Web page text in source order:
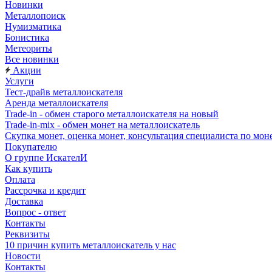
Новинки
Металлопоиск
Нумизматика
Бонистика
Метеориты
Все новинки
Акции
Услуги
Тест-драйв металлоискателя
Аренда металлоискателя
Trade-in - обмен старого металлоискателя на новый
Trade-in-mix - обмен монет на металлоискатель
Скупка монет, оценка монет, консультация специалиста по
Покупателю
О группе ИскателИ
Как купить
Оплата
Рассрочка и кредит
Доставка
Вопрос - ответ
Контакты
Реквизиты
10 причин купить металлоискатель у нас
Новости
Контакты